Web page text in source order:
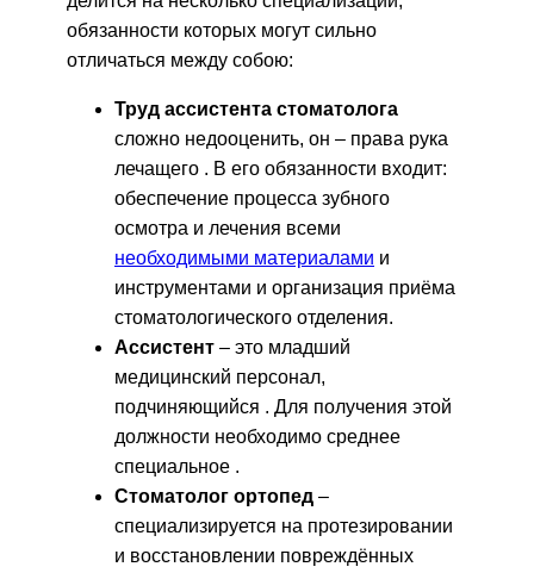
обязанности которых могут сильно
отличаться между собою:
Труд ассистента стоматолога
сложно недооценить, он – права рука
лечащего . В его обязанности входит:
обеспечение процесса зубного
осмотра и лечения всеми
необходимыми материалами и
инструментами и организация приёма
стоматологического отделения.
Ассистент – это младший
медицинский персонал,
подчиняющийся . Для получения этой
должности необходимо среднее
специальное .
Стоматолог ортопед –
специализируется на протезировании
и восстановлении повреждённых